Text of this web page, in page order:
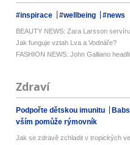
#inspirace #wellbeing #news
BEAUTY NEWS: Zara Larsson
Jak funguje vztah Lva a Vodnáře?
FASHION NEWS: John Galliano
Zdraví
Podpořte dětskou imunitu
vším pomůže rýmovník
Jak se zdravě zchladit v tropických